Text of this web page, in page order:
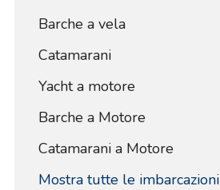
Barche a vela
Catamarani
Yacht a motore
Barche a Motore
Catamarani a Motore
Mostra tutte le imbarcazioni